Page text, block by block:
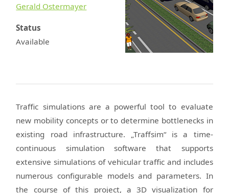
Gerald Ostermayer
Status
Available
Traffic simulations are a powerful tool to evaluate
new mobility concepts or to determine bottlenecks in
existing road infrastructure. „Traffsim“ is a time-
continuous simulation software that supports
extensive simulations of vehicular traffic and includes
numerous configurable models and parameters. In
the course of this project, a 3D visualization for